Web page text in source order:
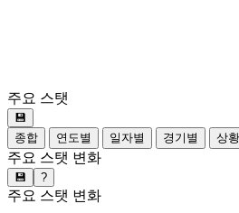
주요 스탯
💾
종합
연도별 일자별 경기별 상
주요 스탯 변화
💾 ?
주요 스탯 변화